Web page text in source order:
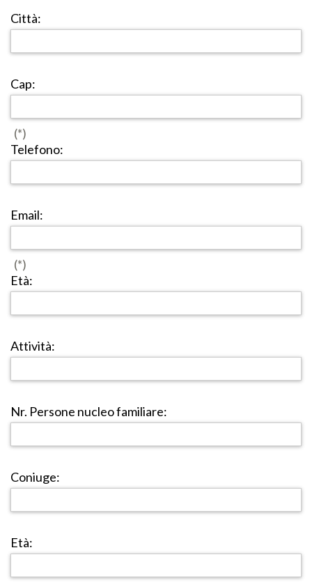
Città:
Cap:
(*)
Telefono:
Email:
(*)
Età:
Attività:
Nr. Persone nucleo familiare:
Coniuge:
Età: